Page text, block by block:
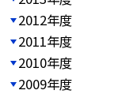
2012年度
2011年度
2010年度
2009年度